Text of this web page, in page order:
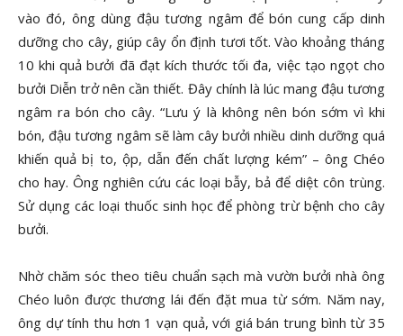
vào đó, ông dùng đậu tương ngâm để bón cung cấp dinh
dưỡng cho cây, giúp cây ổn định tươi tốt. Vào khoảng tháng
10 khi quả bưởi đã đạt kích thước tối đa, việc tạo ngọt cho
bưởi Diễn trở nên cần thiết. Đây chính là lúc mang đậu tương
ngâm ra bón cho cây. “Lưu ý là không nên bón sớm vì khi
bón, đậu tương ngâm sẽ làm cây bưởi nhiều dinh dưỡng quá
khiến quả bị to, ộp, dẫn đến chất lượng kém” – ông Chéo
cho hay. Ông nghiên cứu các loại bẫy, bả để diệt côn trùng.
Sử dụng các loại thuốc sinh học để phòng trừ bệnh cho cây
bưởi.
Nhờ chăm sóc theo tiêu chuẩn sạch mà vườn bưởi nhà ông
Chéo luôn được thương lái đến đặt mua từ sớm. Năm nay,
ông dự tính thu hơn 1 vạn quả, với giá bán trung bình từ 35